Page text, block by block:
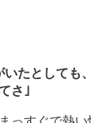
いたとしても
さ｣